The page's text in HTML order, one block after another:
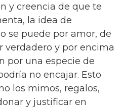
y creencia de que te
la idea de
se puede por amor, de
verdadero y por encima
por una especie de
no encajar. Esto
los mimos, regalos,
y justificar en